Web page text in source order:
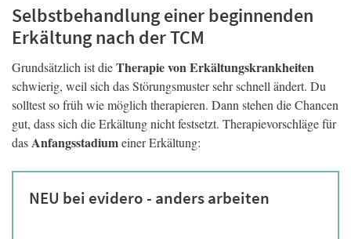
Selbstbehandlung einer beginnenden
Erkältung nach der TCM
Grundsätzlich ist dieTherapie von Erkältungskrankheiten
schwierig, weil sich das Störungsmuster sehr schnell ändert. Du
solltest so früh wie möglich therapieren. Dann stehen die Chancen
gut, dass sich die Erkältung nicht festsetzt. Therapievorschläge für
dasAnfangsstadiumeiner Erkältung:
NEU bei evidero - anders arbeiten